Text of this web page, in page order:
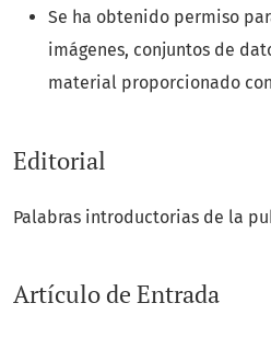
Se ha obtenido permiso
imágenes, conjuntos de
material proporcionado
Editorial
Palabras introductorias de la
Artículo de Entrada